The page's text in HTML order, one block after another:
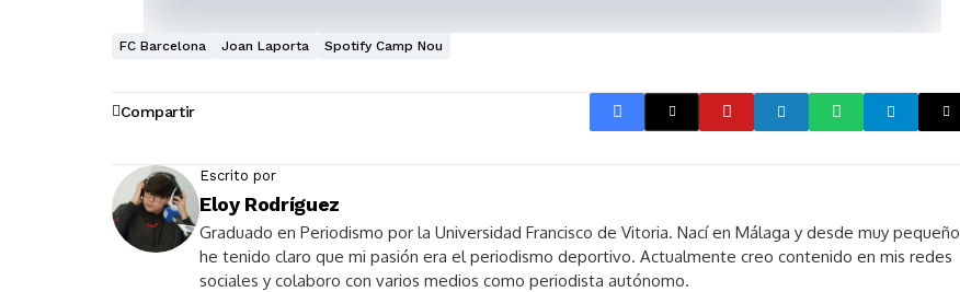
FC Barcelona Joan Laporta Spotify Camp Nou
Compartir
Escrito por
Eloy Rodríguez
Graduado en Periodismo por la Universidad Francisco de Vitoria. Nací en Málaga y desde muy pequeño
he tenido claro que mi pasión era el periodismo deportivo. Actualmente creo contenido en mis redes
sociales y colaboro con varios medios como periodista autónomo.